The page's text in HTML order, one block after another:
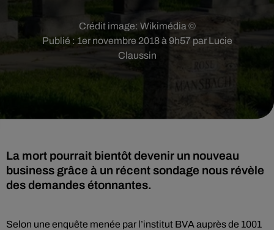
Publié : 1er novembre 2018 à 9h57 par Lucie
Claussin
Crédit image: Wikimédia ©
La mort pourrait bientôt devenir un nouveau
business grâce à un récent sondage nous révèle
des demandes étonnantes.
Selon une enquête menée par l’institut BVA auprès de 1001